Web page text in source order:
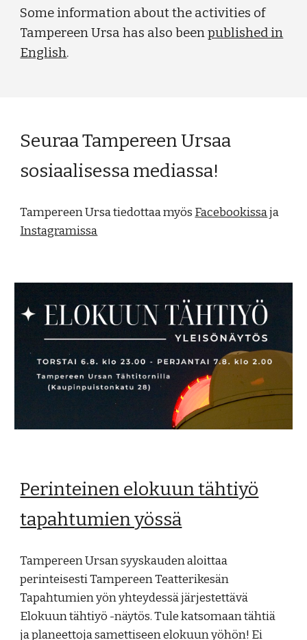
Some information about the activities of
Tampereen Ursa has also beenpublished in
English.
Seuraa Tampereen Ursaa
sosiaalisessa mediassa!
Tampereen Ursa tiedottaa myös Facebookissaja
Instagramissa
Perinteinen elokuun tähtiyö
tapahtumien yössä
Tampereen Ursan syyskauden aloittaa
perinteisesti Tampereen Teatterikesän
Tapahtumien yön yhteydessä järjestettävä
Elokuun tähtiyö -näytös. Tule katsomaan tähtiä
ja planeettoja samettiseen elokuun yöhön! Ei